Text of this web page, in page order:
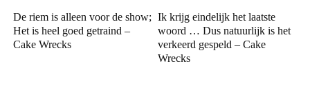
De riem is alleen voor de show;
Het is heel goed getraind –
Cake Wrecks
Ik krijg eindelijk het laatste
woord … Dus natuurlijk is het
verkeerd gespeld – Cake
Wrecks